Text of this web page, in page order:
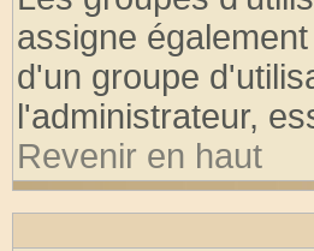
assigne
d'un groupe
l'administrateur,
Revenir en haut